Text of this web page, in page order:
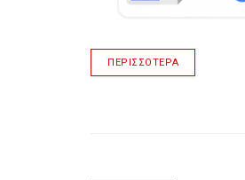
ΠΕΡΙΣΣΌΤΕΡΑ